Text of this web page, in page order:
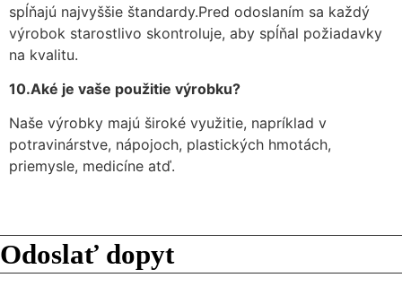
spĺňajú najvyššie štandardy.Pred odoslaním sa každý
výrobok starostlivo skontroluje, aby spĺňal požiadavky
na kvalitu.
10.Aké je vaše použitie výrobku?
Naše výrobky majú široké využitie, napríklad v
potravinárstve, nápojoch, plastických hmotách,
priemysle, medicíne atď.
Odoslať dopyt